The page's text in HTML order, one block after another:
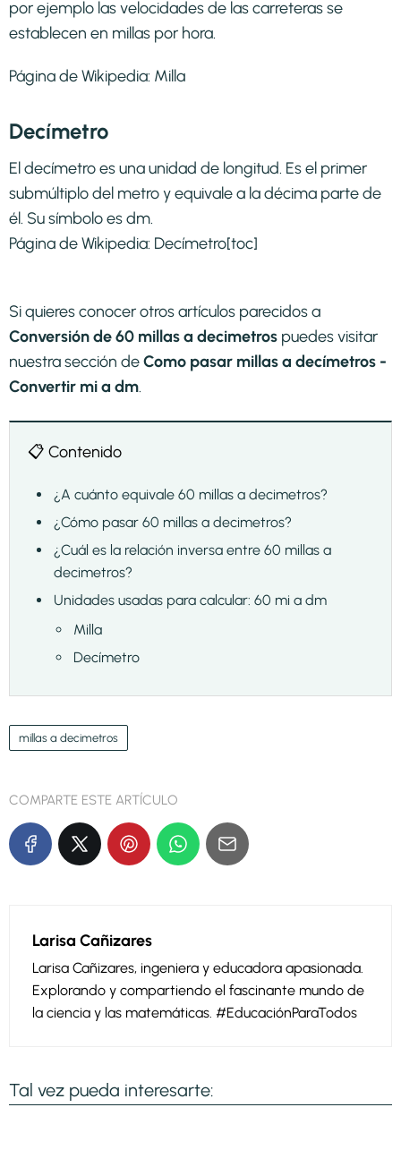
por ejemplo las velocidades de las carreteras se
establecen en millas por hora.
Página de Wikipedia: Milla
Decímetro
El decímetro es una unidad de longitud. Es el primer
submúltiplo del metro y equivale a la décima parte de
él. Su símbolo es dm.
Página de Wikipedia: Decímetro[toc]
Si quieres conocer otros artículos parecidos a
Conversión de 60 millas a decimetros puedes visitar
nuestra sección deComo pasar millas a decímetros -
Convertir mi a dm.
📋 Contenido
¿A cuánto equivale 60 millas a decimetros?
¿Cómo pasar 60 millas a decimetros?
¿Cuál es la relación inversa entre 60 millas a
decimetros?
Unidades usadas para calcular: 60 mi a dm
Milla
Decímetro
millas a decimetros
COMPARTE ESTE ARTÍCULO
Larisa Cañizares
Larisa Cañizares, ingeniera y educadora apasionada.
Explorando y compartiendo el fascinante mundo de
la ciencia y las matemáticas. #EducaciónParaTodos
Tal vez pueda interesarte: